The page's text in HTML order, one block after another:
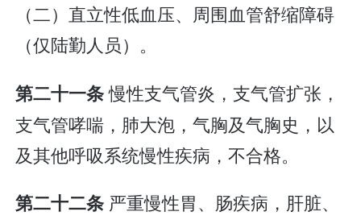
（二）直立性低血压、周围血管舒缩障碍
（仅陆勤人员）。
第二十一条慢性支气管炎，支气管扩张，
支气管哮喘，肺大泡，气胸及气胸史，以
及其他呼吸系统慢性疾病，不合格。
第二十二条 严重慢性胃、肠疾病，肝脏、